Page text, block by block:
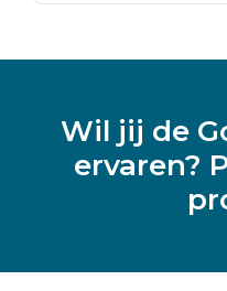
Wil jij de
ervaren?